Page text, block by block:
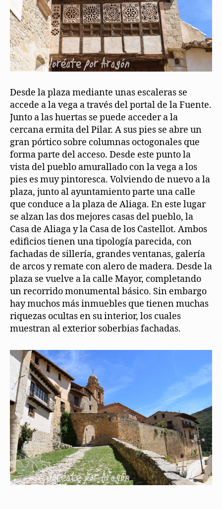
Desde la plaza mediante unas escaleras se
accede a la vega a través del portal de la Fuente.
Junto a las huertas se puede acceder a la
cercana ermita del Pilar. A sus pies se abre un
gran pórtico sobre columnas octogonales que
forma parte del acceso. Desde este punto la
vista del pueblo amurallado con la vega a los
pies es muy pintoresca. Volviendo de nuevo a la
plaza, junto al ayuntamiento parte una calle
que conduce a la plaza de Aliaga. En este lugar
se alzan las dos mejores casas del pueblo, la
Casa de Aliaga y la Casa de los Castellot. Ambos
edificios tienen una tipología parecida, con
fachadas de sillería, grandes ventanas, galería
de arcos y remate con alero de madera. Desde la
plaza se vuelve a la calle Mayor, completando
un recorrido monumental básico. Sin embargo
hay muchos más inmuebles que tienen muchas
riquezas ocultas en su interior, los cuales
muestran al exterior soberbias fachadas.